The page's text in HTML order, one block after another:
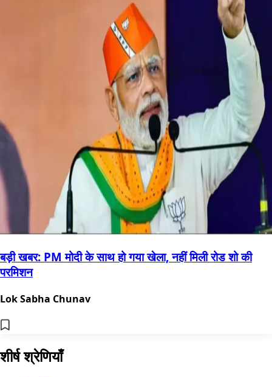
बड़ी खबर: PM मोदी के साथ हो गया खेला, नहीं मिली रोड शो की
परमिशन
Lok Sabha Chunav
शीर्ष श्रेणियाँ